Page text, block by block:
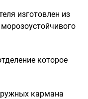
изготовлен из
которое
кармана